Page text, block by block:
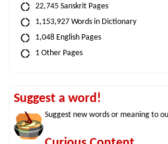
22,745 Sanskrit Pages
1,153,927 Words in Dictionary
1,048 English Pages
1 Other Pages
Suggest a word!
Suggest new words or meaning to